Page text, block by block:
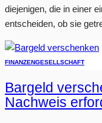
diejenigen, die in einer
entscheiden, ob sie
FINANZENGESELLSCHAFT
Bargeld
Nachweis